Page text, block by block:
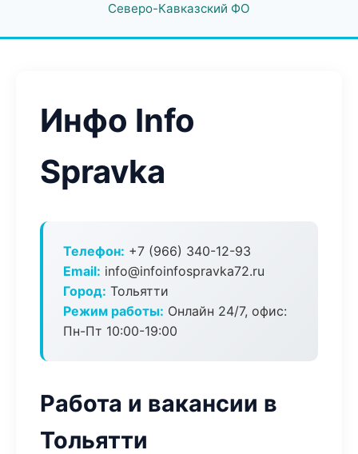
Северо-Кавказский ФО
Инфо Info
Spravka
Телефон: +7 (966) 340-12-93
Email: info@infoinfospravka72.ru
Город: Тольятти
Режим работы: Онлайн 24/7, офис:
Пн-Пт 10:00-19:00
Работа и вакансии в
Тольятти